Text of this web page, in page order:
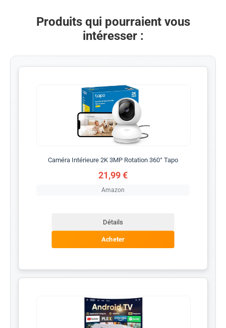
Produits qui pourraient vous
intéresser :
Caméra Intérieure 2K 3MP Rotation 360° Tapo
21,99 €
Amazon
Détails
Acheter